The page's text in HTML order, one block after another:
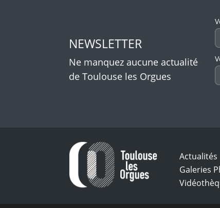
NEWSLETTER
Ne manquez aucune actualité
de Toulouse les Orgues
Actualités
Galeries